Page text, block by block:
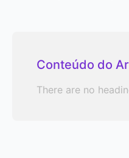
Conteúdo do
There are no